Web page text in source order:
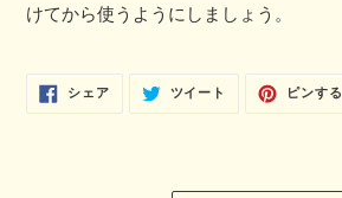
けてから使うようにしましょう。
シェアFACEBOOKツイート
TWITTERピンする